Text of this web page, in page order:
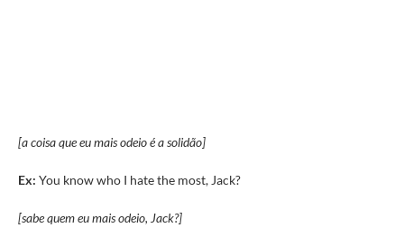
[a coisa que eu mais odeio é a solidão]
Ex: You know who I hate the most, Jack?
[sabe quem eu mais odeio, Jack?]